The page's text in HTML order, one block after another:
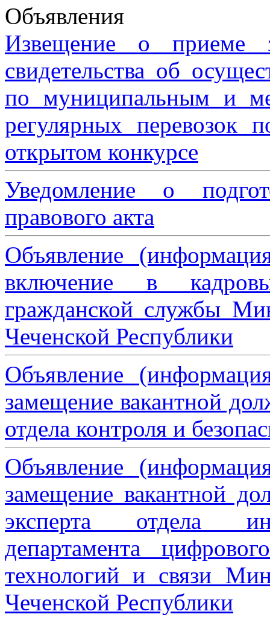
Объявления
Извещение о приеме
свидетельства об
по муниципальным и
регулярных перевозок
открытом конкурсе
Уведомление о
правового акта
Объявление
включение в
гражданской службы
Чеченской Республики
Объявление
замещение вакантной
отдела контроля и
Объявление
замещение вакантной
эксперта отдела
департамента
технологий и связи
Чеченской Республики